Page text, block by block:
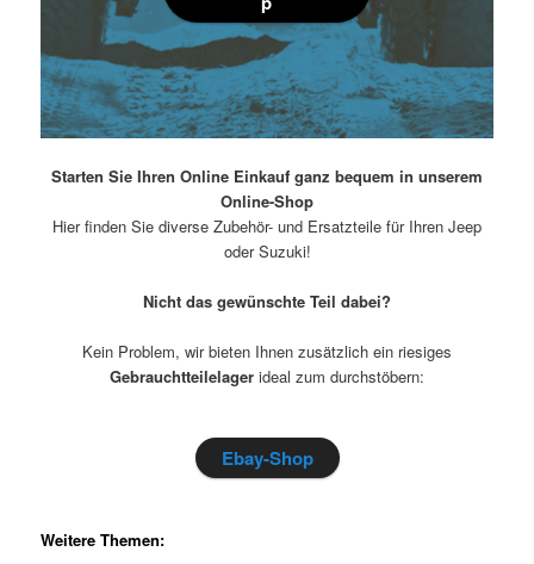
Starten Sie Ihren Online Einkauf ganz bequem in unserem
Online-Shop
Hier finden Sie diverse Zubehör- und Ersatzteile für Ihren Jeep
oder Suzuki!
Nicht das gewünschte Teil dabei?
Kein Problem, wir bieten Ihnen zusätzlich ein riesiges
Gebrauchtteilelager ideal zum durchstöbern:
Ebay-Shop
Weitere Themen: